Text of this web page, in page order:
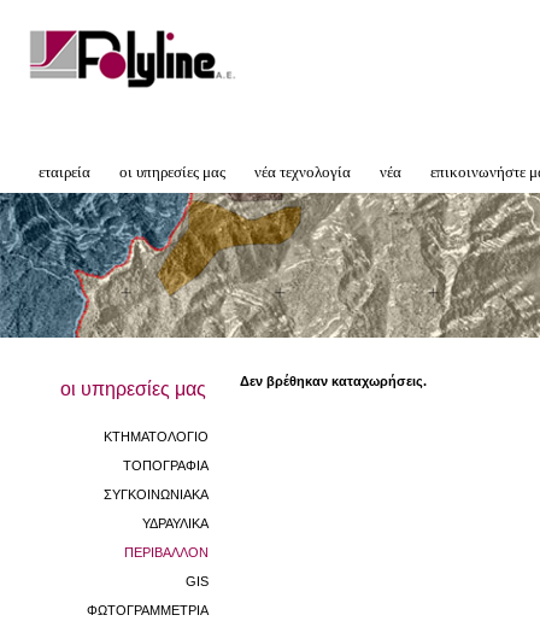
εταιρεία οι υπηρεσίες μας νέα τεχνολογία νέα επικοινωνήστε
οι υπηρεσίες μας
ΚΤΗΜΑΤΟΛΟΓΙΟ
ΤΟΠΟΓΡΑΦΙΑ
ΣΥΓΚΟΙΝΩΝΙΑΚΑ
ΥΔΡΑΥΛΙΚΑ
ΠΕΡΙΒΑΛΛΟΝ
GIS
ΦΩΤΟΓΡΑΜΜΕΤΡΙΑ
Δεν βρέθηκαν καταχωρήσεις.